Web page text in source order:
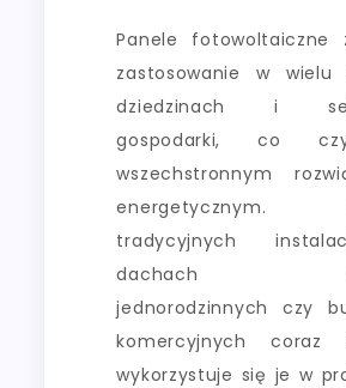
Panele fotowoltaiczne
zastosowanie w wielu
dziedzinach i
gospodarki, co
wszechstronnym
energetycznym.
tradycyjnych
dachach
jednorodzinnych czy
komercyjnych coraz
wykorzystuje się je w